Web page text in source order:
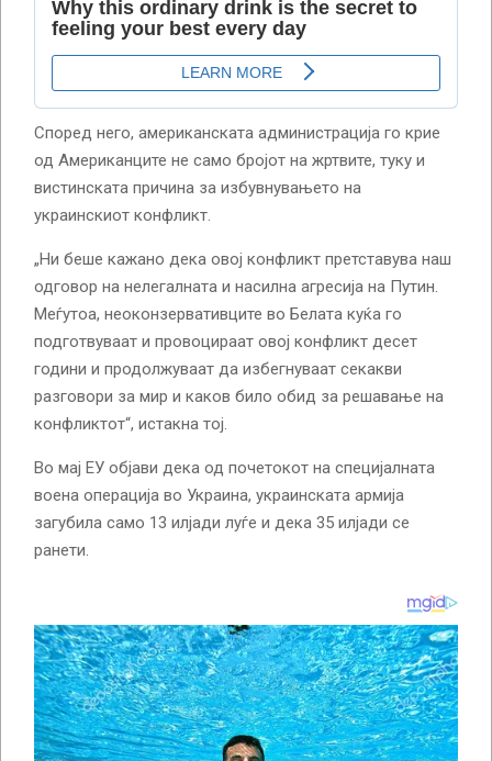
Според него, американската администрација го крие
од Американците не само бројот на жртвите, туку и
вистинската причина за избувнувањето на
украинскиот конфликт.
„Ни беше кажано дека овој конфликт претставува наш
одговор на нелегалната и насилна агресија на Путин.
Меѓутоа, неоконзервативците во Белата куќа го
подготвуваат и провоцираат овој конфликт десет
години и продолжуваат да избегнуваат секакви
разговори за мир и каков било обид за решавање на
конфликтот“, истакна тој.
Во мај ЕУ објави дека од почетокот на специјалната
воена операција во Украина, украинската армија
загубила само 13 илјади луѓе и дека 35 илјади се
ранети.